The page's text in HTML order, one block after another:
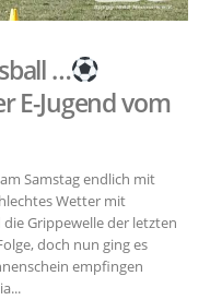
…
E-Jugend vom
Samstag endlich mit
Wetter mit
Grippewelle der letzten
doch nun ging es
empfingen